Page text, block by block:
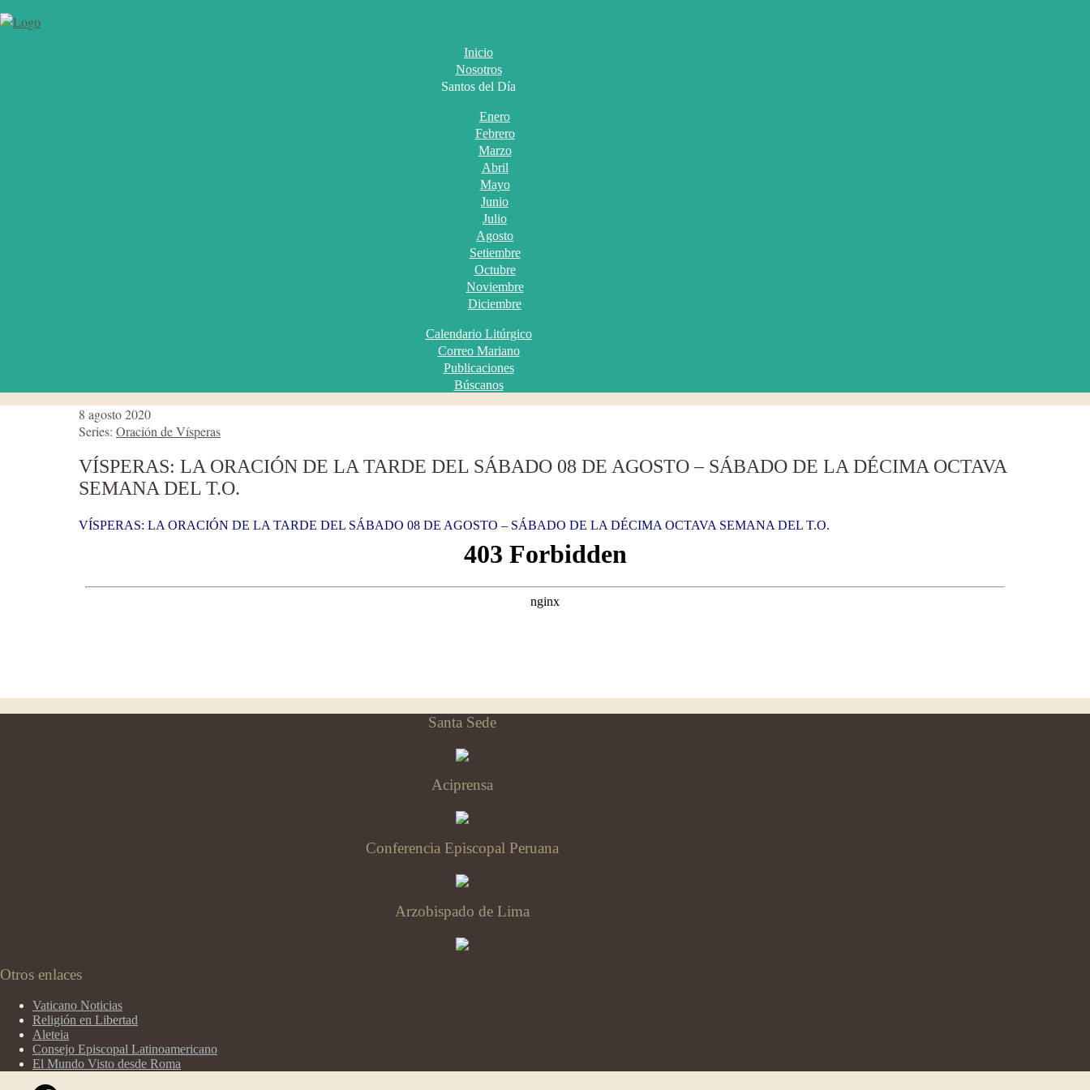
Inicio
Nosotros
Santos del Día
Enero
Febrero
Marzo
Abril
Mayo
Junio
Julio
Agosto
Setiembre
Octubre
Noviembre
Diciembre
Calendario Litúrgico
Correo Mariano
Publicaciones
Búscanos
8 agosto 2020
Series: Oración de Vísperas
VÍSPERAS: LA ORACIÓN DE LA TARDE DEL SÁBADO 08 DE AGOSTO – SÁBADO DE LA DÉCIMA OCTAVA
SEMANA DEL T.O.
VÍSPERAS: LA ORACIÓN DE LA TARDE DEL SÁBADO 08 DE AGOSTO – SÁBADO DE LA DÉCIMA OCTAVA SEMANA DEL T.O.
Santa Sede
Aciprensa
Conferencia Episcopal Peruana
Arzobispado de Lima
Otros enlaces
Vaticano Noticias
Religión en Libertad
Aleteia
Consejo Episcopal Latinoamericano
El Mundo Visto desde Roma